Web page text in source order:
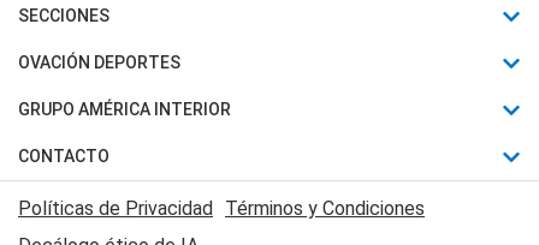
Últimas Noticias
Política
Judiciales
Economia
SECCIONES
Horóscopo
Motores
Trucos caseros
Series y Películas
OVACIÓN DEPORTES
Fútbol
Mundial
Automovilismo
Rugby
GRUPO AMÉRICA INTERIOR
Canal 7 en Vivo
CONTACTO
Acerca de Nosotros
Contactanos
Políticas de Privacidad Términos y Condiciones